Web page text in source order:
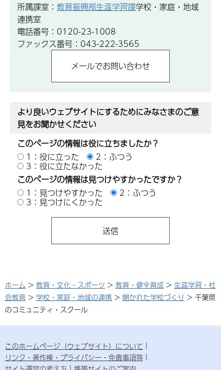
所属課室： 教育振興部生涯学習課学校・家庭・地域
連携室
電話番号：0120-23-1008
ファックス番号：043-222-3565
より良いウェブサイトにするためにみなさまのご意
見をお聞かせください
このページの情報は役に立ちましたか？
1：役に立った
2：ふつう
3：役に立たなかった
このページの情報は見つけやすかったですか？
1：見つけやすかった
2：ふつう
3：見つけにくかった
ホーム > 教育・文化・スポーツ > 教育・健全育成 > 生涯学習・社
会教育 > 学校・家庭・地域の連携 > 開かれた学校づくり > 千葉県
のコミュニティ・スクール
このホームページ（ウェブサイト）について
リンク・著作権・プライバシー・免責事項等